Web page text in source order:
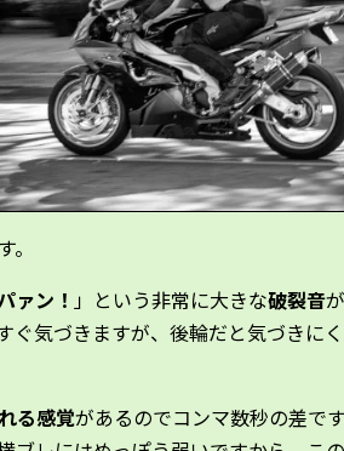
。
ァン！ 」という非常に大きな破裂音
ぐ気づきますが、後輪だと気づきに
る感覚があるのでコンマ数秒の差で